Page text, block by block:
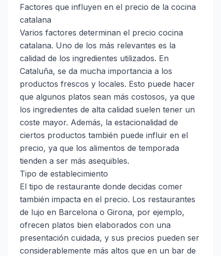
Factores que influyen en el precio de la cocina
catalana
Varios factores determinan el precio cocina
catalana. Uno de los más relevantes es la
calidad de los ingredientes utilizados. En
Cataluña, se da mucha importancia a los
productos frescos y locales. Esto puede hacer
que algunos platos sean más costosos, ya que
los ingredientes de alta calidad suelen tener un
coste mayor. Además, la estacionalidad de
ciertos productos también puede influir en el
precio, ya que los alimentos de temporada
tienden a ser más asequibles.
Tipo de establecimiento
El tipo de restaurante donde decidas comer
también impacta en el precio. Los restaurantes
de lujo en Barcelona o Girona, por ejemplo,
ofrecen platos bien elaborados con una
presentación cuidada, y sus precios pueden ser
considerablemente más altos que en un bar de